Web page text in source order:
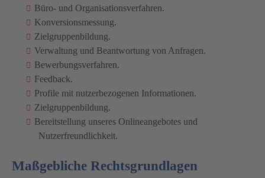
Büro- und Organisationsverfahren.
Konversionsmessung.
Zielgruppenbildung.
Verwaltung und Beantwortung von Anfragen.
Bewerbungsverfahren.
Feedback.
Profile mit nutzerbezogenen Informationen.
Zielgruppenbildung.
Bereitstellung unseres Onlineangebotes und
Nutzerfreundlichkeit.
Maßgebliche Rechtsgrundlagen